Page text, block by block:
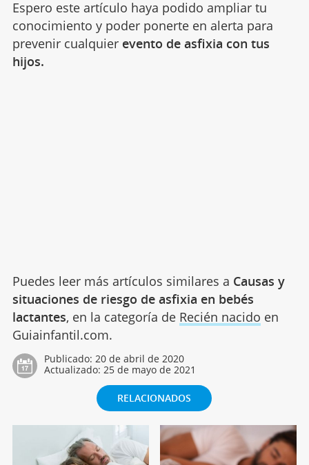
Espero este artículo haya podido ampliar tu
conocimiento y poder ponerte en alerta para
prevenir cualquier evento de asfixia con tus
hijos.
Puedes leer más artículos similares a Causas y
situaciones de riesgo de asfixia en bebés
lactantes, en la categoría de Recién nacido en
Guiainfantil.com.
Publicado: 20 de abril de 2020
Actualizado: 25 de mayo de 2021
RELACIONADOS